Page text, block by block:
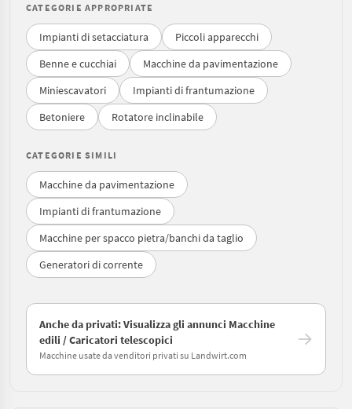
CATEGORIE APPROPRIATE
Impianti di setacciatura
Piccoli apparecchi
Benne e cucchiai
Macchine da pavimentazione
Miniescavatori
Impianti di frantumazione
Betoniere
Rotatore inclinabile
CATEGORIE SIMILI
Macchine da pavimentazione
Impianti di frantumazione
Macchine per spacco pietra/banchi da taglio
Generatori di corrente
Anche da privati: Visualizza gli annunci Macchine
edili / Caricatori telescopici
Macchine usate da venditori privati su Landwirt.com